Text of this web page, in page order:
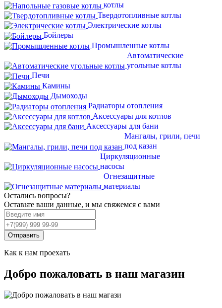
котлы
Твердотопливные котлы
Электрические котлы
Бойлеры
Промышленные котлы
Автоматические
угольные котлы
Печи
Камины
Дымоходы
Радиаторы отопления
Аксессуары для котлов
Аксессуары для бани
Мангалы, грили, печи
под казан
Циркуляционные
насосы
Огнезащитные
материалы
Остались вопросы?
Оставьте ваши данные, и мы свяжемся с вами
Отправить
Как к нам проехать
Добро пожаловать в наш магазин